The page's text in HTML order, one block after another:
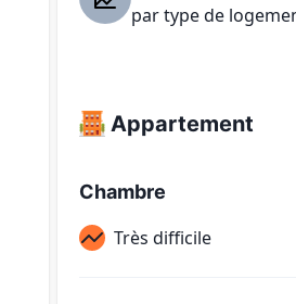
par type de
Appartement
Chambre
Très difficile